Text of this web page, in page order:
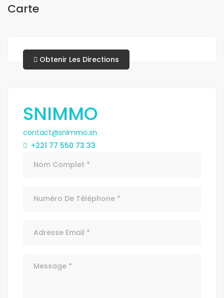
Carte
Obtenir Les Directions
SNIMMO
contact@snimmo.sn
+221 77 550 73 33